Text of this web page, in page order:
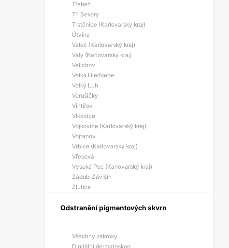
Třebeň
Tři Sekery
Trstěnice (Karlovarský kraj)
Útvina
Valeč (Karlovarský kraj)
Valy (Karlovarský kraj)
Velichov
Velká Hleďsebe
Velký Luh
Verušičky
Vintířov
Vlkovice
Vojkovice (Karlovarský kraj)
Vojtanov
Vrbice (Karlovarský kraj)
Vřesová
Vysoká Pec (Karlovarský kraj)
Zádub-Závišín
Žlutice
Odstranění pigmentových skvrn
Všechny zákroky
Digitální dermatoskop